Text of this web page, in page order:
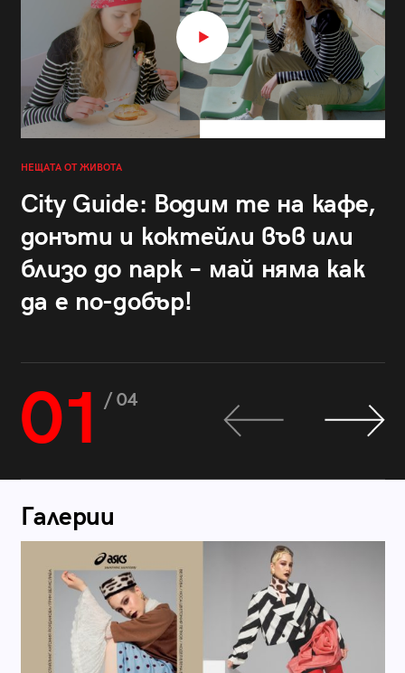
НЕЩАТА ОТ ЖИВОТА
City Guide: Водим те на кафе,
донъти и коктейли във или
близо до парк – май няма как
да е по-добър!
01 / 04
Галерии